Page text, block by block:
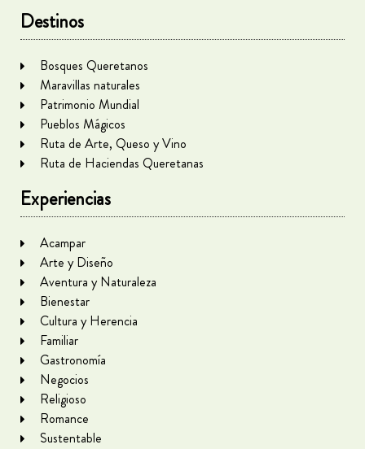
Destinos
Bosques Queretanos
Maravillas naturales
Patrimonio Mundial
Pueblos Mágicos
Ruta de Arte, Queso y Vino
Ruta de Haciendas Queretanas
Experiencias
Acampar
Arte y Diseño
Aventura y Naturaleza
Bienestar
Cultura y Herencia
Familiar
Gastronomía
Negocios
Religioso
Romance
Sustentable